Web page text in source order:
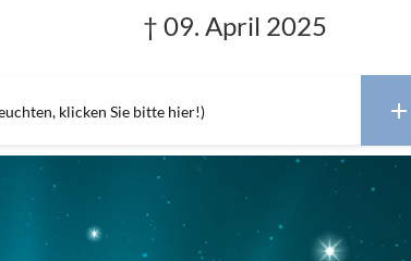
† 09. April 2025
klicken Sie bitte hier!)